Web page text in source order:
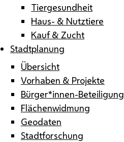
Tiergesundheit
Haus- & Nutztiere
Kauf & Zucht
Stadtplanung
Übersicht
Vorhaben & Projekte
Bürger*innen-Beteiligung
Flächenwidmung
Geodaten
Stadtforschung